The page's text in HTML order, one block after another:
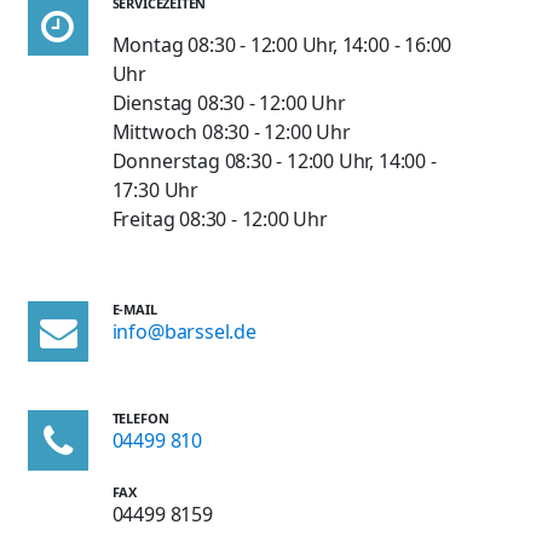
Montag 08:30 - 12:00 Uhr, 14:00 - 16:00
Uhr
Dienstag 08:30 - 12:00 Uhr
Mittwoch 08:30 - 12:00 Uhr
Donnerstag 08:30 - 12:00 Uhr, 14:00 -
17:30 Uhr
Freitag 08:30 - 12:00 Uhr
E-MAIL
info@barssel.de
TELEFON
04499 810
FAX
04499 8159